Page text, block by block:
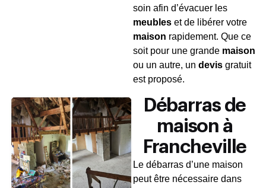
soin afin d’évacuer les
meubles et de libérer votre
maison rapidement. Que ce
soit pour une grande maison
ou un autre, un devis gratuit
est proposé.
Débarras de
maison à
Francheville
Le débarras d’une maison
peut être nécessaire dans